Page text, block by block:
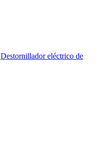
Destornillador eléctrico de